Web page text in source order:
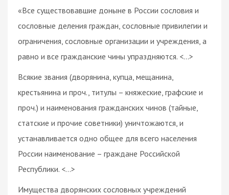
«Все существовавшие доныне в России сословия и
сословные деления граждан, сословные привилегии и
ограничения, сословные организации и учреждения, а
равно и все гражданские чины упраздняются. <...>
Всякие звания (дворянина, купца, мещанина,
крестьянина и проч., титулы – княжеские, графские и
проч.) и наименования гражданских чинов (тайные,
статские и прочие советники) уничтожаются, и
устанавливается одно общее для всего населения
России наименование – граждане Российской
Республики. <...>
Имущества дворянских сословных учреждений